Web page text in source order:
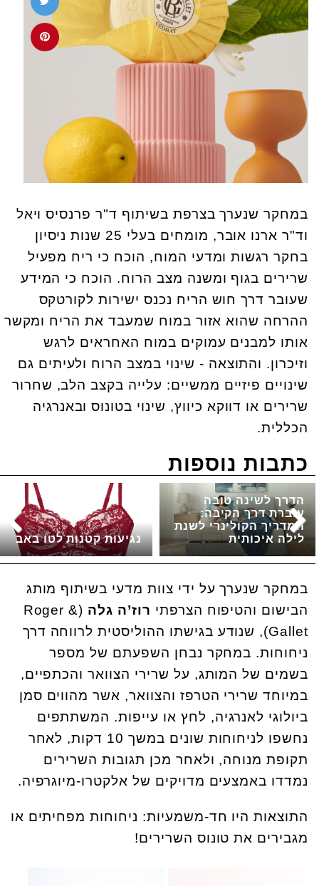
במחקר שנערך בצרפת בשיתוף ד"ר פרנסיס ויאל
וד"ר ארנו אובר, מומחים בעלי 25 שנות ניסיון
בחקר רגשות ומדעי המוח, הוכח כי ריח מפעיל
שרירים בגוף ומשנה מצב הרוח. הוכח כי המידע
שעובר דרך חוש הריח נכנס ישירות לקורטקס
ההרחה שהוא אזור במוח שמעבד את הריח ומקשר
אותו למבנים עמוקים במוח האחראים לרגש
וזיכרון. והתוצאה - שינוי במצב הרוח ולעיתים גם
שינויים פיזיים ממשיים: עלייה בקצב הלב, שחרור
שרירים או דווקא כיווץ, שינוי בטונוס ובאנרגיה
הכללית.
כתבות נוספות
נגיעות קטנות לטו באב
הדרך לשינה טובה
עוברת דרך הקיבה:
המדריך הקולינרי לשנת
לילה איכותית
במחקר שנערך על ידי צוות מדעי בשיתוף מותג
הבישום והטיפוח הצרפתי רוז’ה גלה
(Roger &
Gallet), שנודע בגישתו ההוליסטית לרווחה דרך
ניחוחות. במחקר נבחן השפעתם של מספר
בשמים של המותג, על שרירי הצוואר והכתפיים,
במיוחד שרירי הטרפז והצוואר, אשר מהווים סמן
ביולוגי לאנרגיה, לחץ או עייפות. המשתתפים
נחשפו לניחוחות שונים במשך 10 דקות, לאחר
תקופת מנוחה, ולאחר מכן תגובות השרירים
נמדדו באמצעים מדויקים של אלקטרו-מיוגרפיה.
התוצאות היו חד-משמעיות: ניחוחות מפחיתים או
מגבירים את טונוס השרירים!